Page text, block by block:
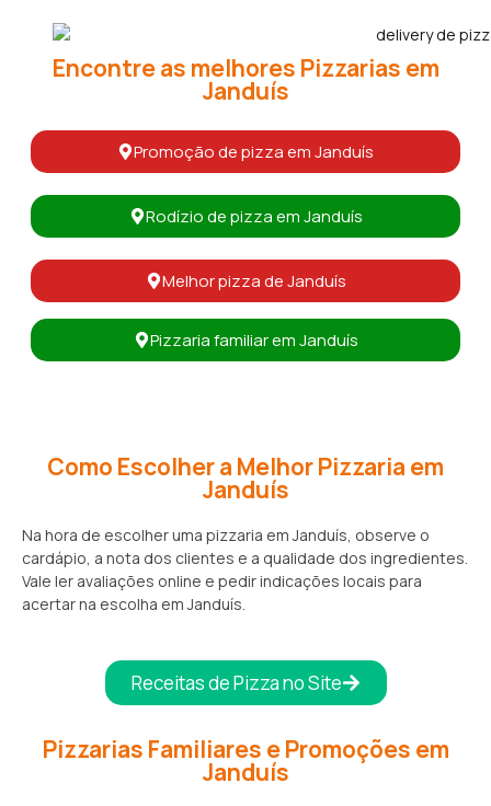
Encontre as melhores Pizzarias em
Janduís
Promoção de pizza em Janduís
Rodízio de pizza em Janduís
Melhor pizza de Janduís
Pizzaria familiar em Janduís
Como Escolher a Melhor Pizzaria em
Janduís
Na hora de escolher uma pizzaria em Janduís, observe o
cardápio, a nota dos clientes e a qualidade dos ingredientes.
Vale ler avaliações online e pedir indicações locais para
acertar na escolha em Janduís.
Receitas de Pizza no Site
Pizzarias Familiares e Promoções em
Janduís